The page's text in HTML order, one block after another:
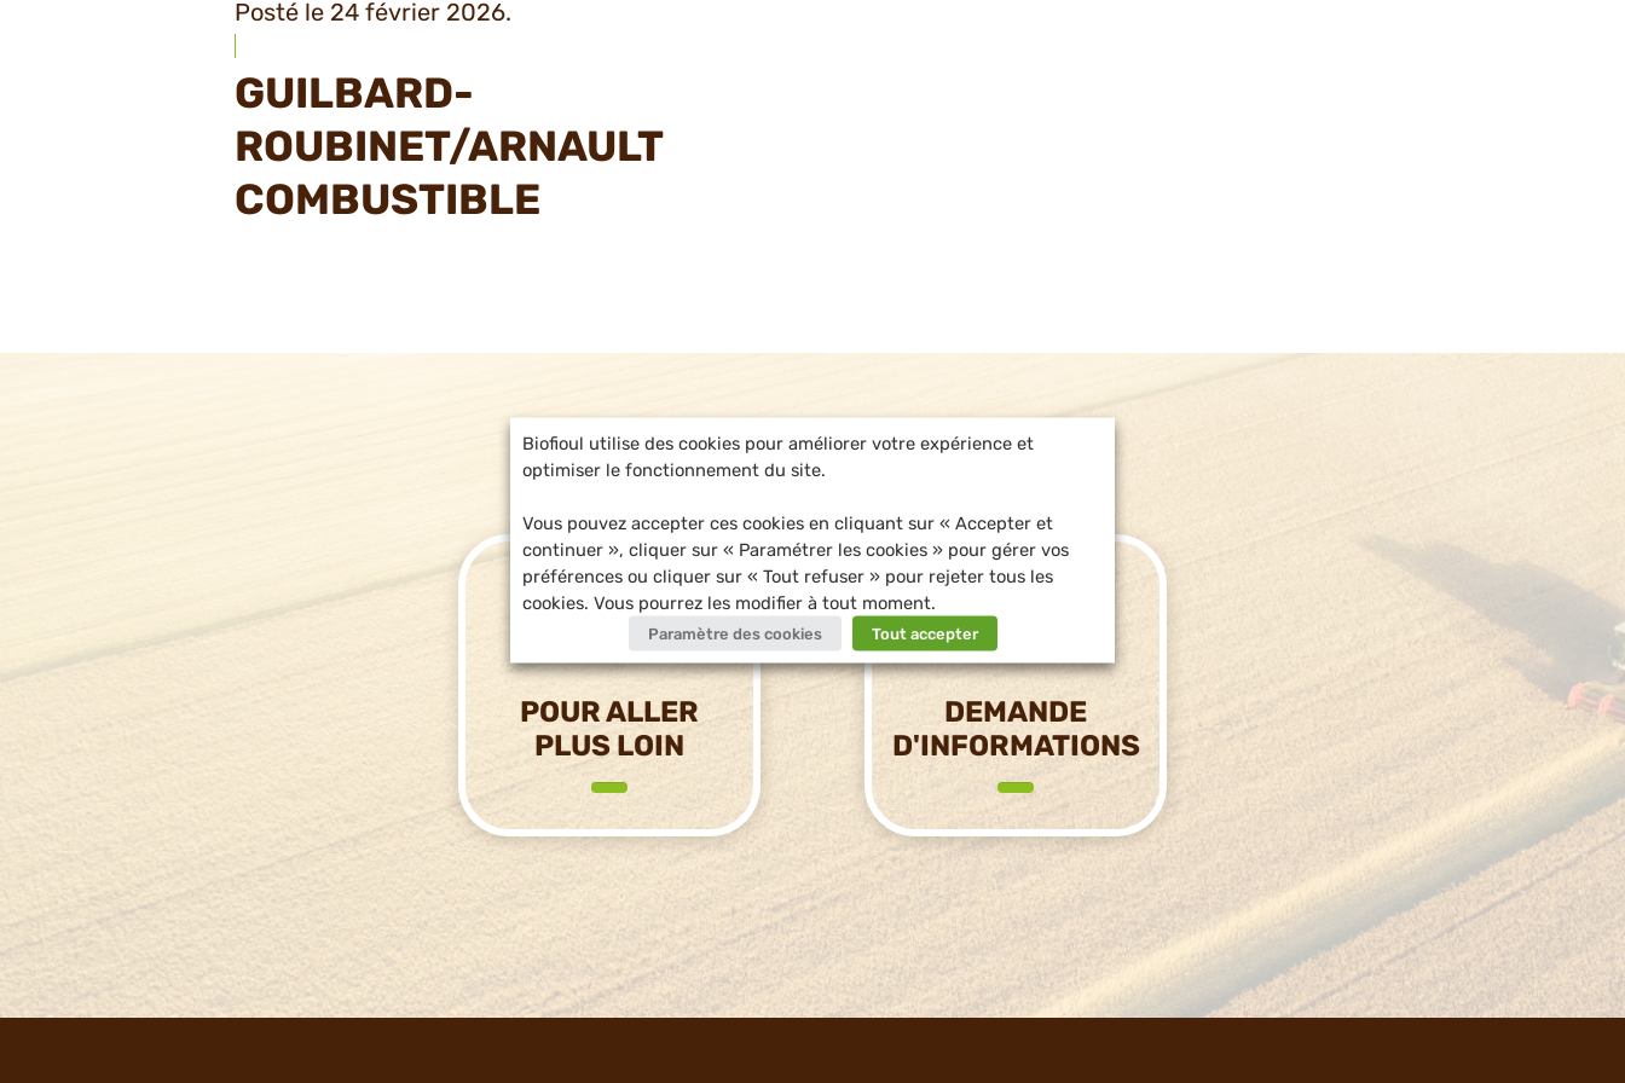
Posté le 24 février 2026.
GUILBARD-
ROUBINET/ARNAULT
COMBUSTIBLE
POUR ALLER
PLUS LOIN
DEMANDE
D'INFORMATIONS
Biofioul utilise des cookies pour améliorer votre expérience et
optimiser le fonctionnement du site.
Vous pouvez accepter ces cookies en cliquant sur « Accepter et
continuer », cliquer sur « Paramétrer les cookies » pour gérer vos
préférences ou cliquer sur « Tout refuser » pour rejeter tous les
cookies. Vous pourrez les modifier à tout moment.
Paramètre des cookies Tout accepter